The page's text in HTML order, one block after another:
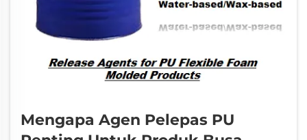
Mengapa Agen Pelepas PU